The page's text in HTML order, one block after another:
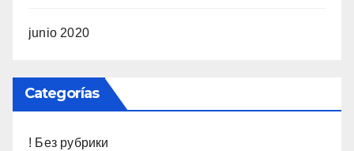
junio 2020
Categorías
! Без рубрики